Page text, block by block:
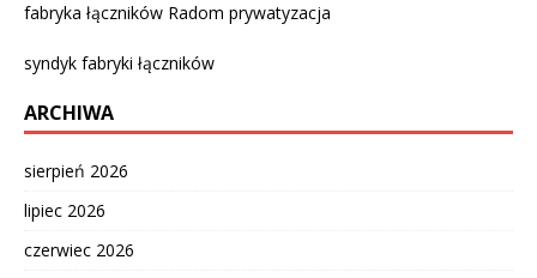
fabryka łączników Radom prywatyzacja
syndyk fabryki łączników
ARCHIWA
sierpień 2026
lipiec 2026
czerwiec 2026